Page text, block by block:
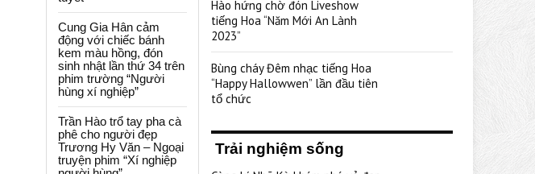
Cung Gia Hân cảm
động với chiếc bánh
kem màu hồng, đón
sinh nhật lần thứ 34 trên
phim trường “Người
hùng xí nghiệp”
Trần Hào trổ tay pha cà
phê cho người đẹp
Trương Hy Văn – Ngoại
truyện phim “Xí nghiệp
Hào hứng chờ đón Liveshow
tiếng Hoa “Năm Mới An Lành
2023”
Bùng cháy Đêm nhạc tiếng Hoa
“Happy Hallowwen” lần đầu tiên
tổ chức
Trải nghiệm sống